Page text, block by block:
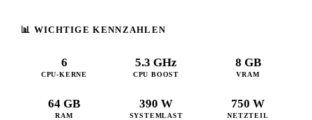
📊 WICHTIGE KENNZAHLEN
6
CPU-KERNE
5.3 GHz
CPU BOOST
8 GB
VRAM
64 GB
RAM
390 W
SYSTEMLAST
750 W
NETZTEIL